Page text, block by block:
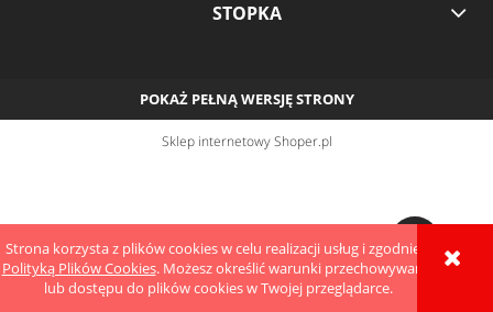
Strona korzysta z plików cookies w celu realizacji usług i zgodnie z
Polityką Plików Cookies. Możesz określić warunki przechowywania
lub dostępu do plików cookies w Twojej przeglądarce.
STOPKA
POKAŻ PEŁNĄ WERSJĘ STRONY
Sklep internetowy Shoper.pl